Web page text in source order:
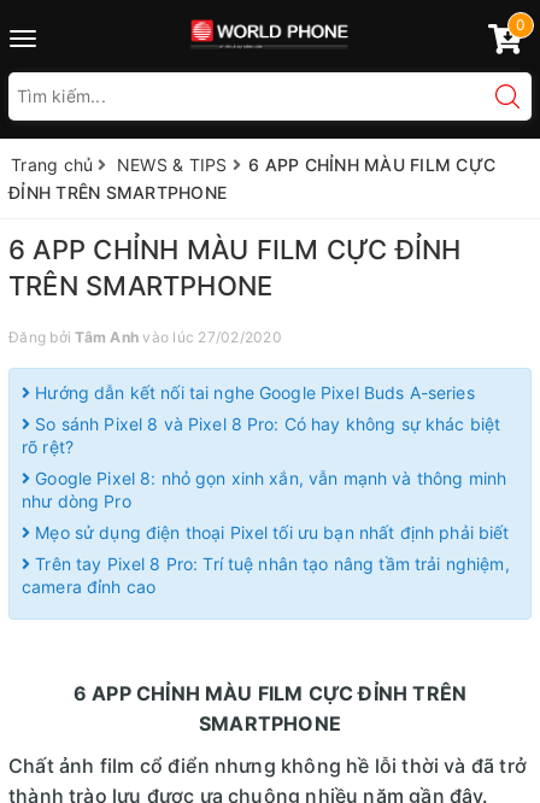
Toggle
0
Trang chủ NEWS & TIPS
6 APP CHỈNH MÀU FILM CỰC
ĐỈNH TRÊN SMARTPHONE
6 APP CHỈNH MÀU FILM CỰC ĐỈNH
TRÊN SMARTPHONE
Đăng bởiTâm Anh vào lúc 27/02/2020
Hướng dẫn kết nối tai nghe Google Pixel Buds A-series
So sánh Pixel 8 và Pixel 8 Pro: Có hay không sự khác biệt
rõ rệt?
Google Pixel 8: nhỏ gọn xinh xắn, vẫn mạnh và thông minh
như dòng Pro
Mẹo sử dụng điện thoại Pixel tối ưu bạn nhất định phải biết
Trên tay Pixel 8 Pro: Trí tuệ nhân tạo nâng tầm trải nghiệm,
camera đỉnh cao
6 APP CHỈNH MÀU FILM CỰC ĐỈNH TRÊN
SMARTPHONE
Chất ảnh film cổ điển nhưng không hề lỗi thời và đã trở
thành trào lưu được ưa chuộng nhiều năm gần đây.